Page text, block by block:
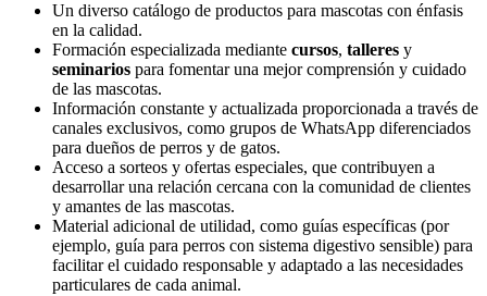
Un diverso catálogo de productos para mascotas con énfasis
en la calidad.
Formación especializada mediante cursos, talleres y
seminarios para fomentar una mejor comprensión y cuidado
de las mascotas.
Información constante y actualizada proporcionada a través de
canales exclusivos, como grupos de WhatsApp diferenciados
para dueños de perros y de gatos.
Acceso a sorteos y ofertas especiales, que contribuyen a
desarrollar una relación cercana con la comunidad de clientes
y amantes de las mascotas.
Material adicional de utilidad, como guías específicas (por
ejemplo, guía para perros con sistema digestivo sensible) para
facilitar el cuidado responsable y adaptado a las necesidades
particulares de cada animal.